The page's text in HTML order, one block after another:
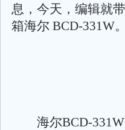
息，今天，编辑就
箱海尔 BCD-331W
海尔BCD-331W